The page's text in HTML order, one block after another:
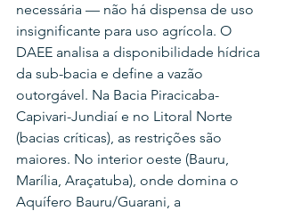
necessária — não há dispensa de uso
insignificante para uso agrícola. O
DAEE analisa a disponibilidade hídrica
da sub-bacia e define a vazão
outorgável. Na Bacia Piracicaba-
Capivari-Jundiaí e no Litoral Norte
(bacias críticas), as restrições são
maiores. No interior oeste (Bauru,
Marília, Araçatuba), onde domina o
Aquífero Bauru/Guarani, a